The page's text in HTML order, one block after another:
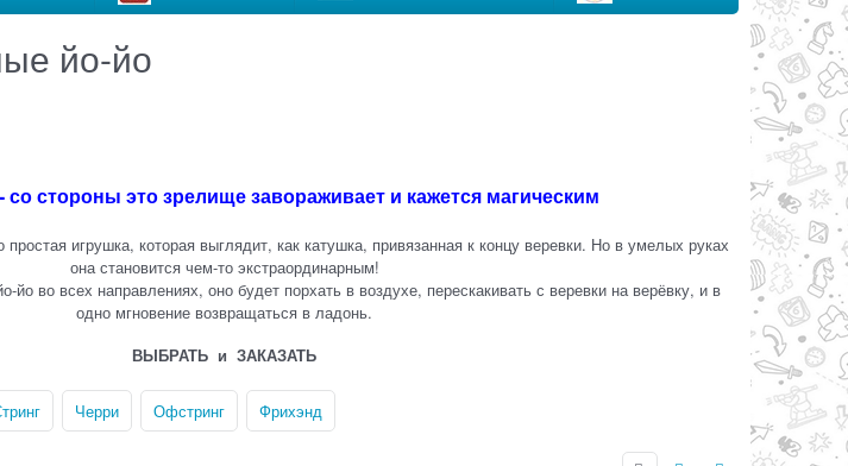
йо-йо
со стороны это зрелище завораживает и кажется магическим
игрушка, которая выглядит, как катушка, привязанная к концу веревки. Но в умелых руках
она становится чем-то экстраординарным!
во всех направлениях, оно будет порхать в воздухе, перескакивать с веревки на верёвку, и в
одно мгновение возвращаться в ладонь.
ВЫБРАТЬ и ЗАКАЗАТЬ
Черри Офстринг Фрихэнд